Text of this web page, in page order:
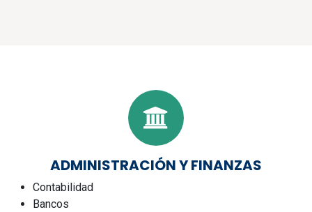
ADMINISTRACIÓN Y FINANZAS
Contabilidad
Bancos